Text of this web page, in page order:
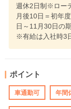
週休2日制※ロー
月後10日＝初年
日～11月30日の
※有給は入社時3
ポイント
車通勤可 年間